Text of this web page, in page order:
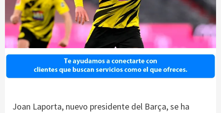
Joan Laporta, nuevo presidente del Barça, se ha